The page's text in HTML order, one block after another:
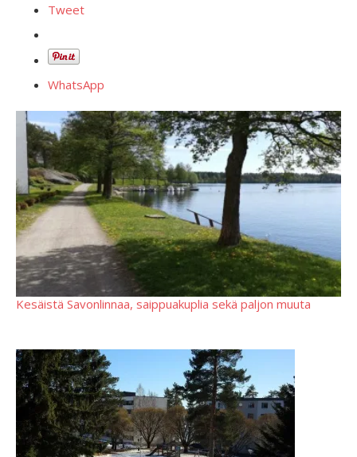
Tweet
WhatsApp
Kesäistä Savonlinnaa, saippuakuplia sekä paljon muuta